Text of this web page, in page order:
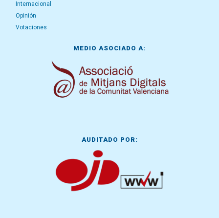
Internacional
Opinión
Votaciones
MEDIO ASOCIADO A:
AUDITADO POR: